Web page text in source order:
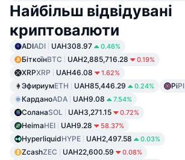
Найбільш відвідувані
криптовалюти
ADIADI UAH308.97 0.46%
БіткоїнBTC UAH2,885,716.28 0.19%
XRPXRP UAH46.08 1.62%
ЭфириумETH UAH85,446.29 0.24% PiPI
КарданоADA UAH9.08 7.54%
СоланаSOL UAH3,271.15 0.72%
HeimaHEI UAH9.28 58.37%
HyperliquidHYPE UAH2,497.58 0.03%
ZcashZEC UAH22,600.59 0.08%